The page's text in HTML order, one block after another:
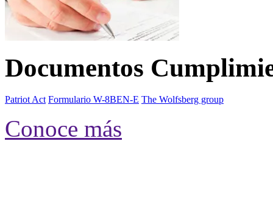
Documentos
Patriot Act Formulario W-8BEN-E The Wolfsberg group
Conoce más